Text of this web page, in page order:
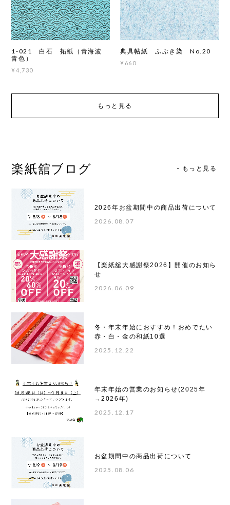
1-021 白石 拓紙（青海波
青色）
¥4,730
典具帖紙 ふぶき染 No.20
¥660
もっと見る
楽紙舘ブログ もっと見る
2026年お盆期間中の商品出荷について
2026.08.07
【楽紙舘大感謝祭2026】開催のお知ら
せ
2026.06.09
冬・年末年始におすすめ！おめでたい
赤・白・金の和紙10選
2025.12.22
年末年始の営業のお知らせ(2025年
→2026年)
2025.12.17
お盆期間中の商品出荷について
2025.08.06